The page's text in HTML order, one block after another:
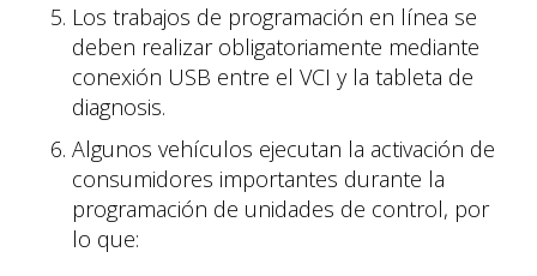
Los trabajos de programación en línea se
deben realizar obligatoriamente mediante
conexión USB entre el VCI y la tableta de
diagnosis.
Algunos vehículos ejecutan la activación de
consumidores importantes durante la
programación de unidades de control, por
lo que: